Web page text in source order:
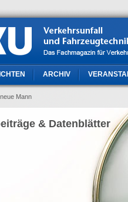
ARCHIV
Mann
& Datenblätter